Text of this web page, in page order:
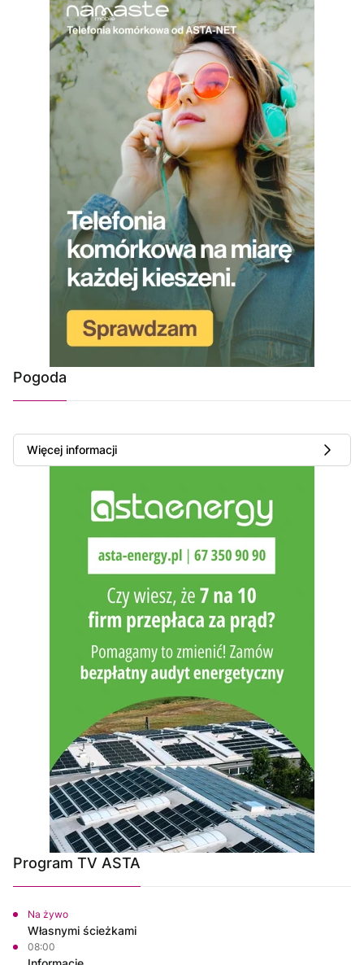
Pogoda
Więcej informacji
Program TV ASTA
Na żywo
Własnymi ścieżkami
08:00